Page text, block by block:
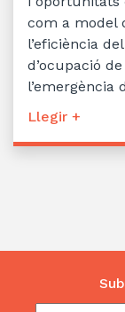
com a model
l’eficiència
d’ocupació
l’emergència
Llegir +